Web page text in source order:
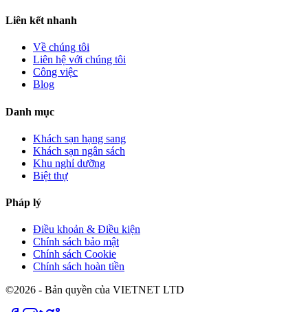
Liên kết nhanh
Về chúng tôi
Liên hệ với chúng tôi
Công việc
Blog
Danh mục
Khách sạn hạng sang
Khách sạn ngân sách
Khu nghỉ dưỡng
Biệt thự
Pháp lý
Điều khoản & Điều kiện
Chính sách bảo mật
Chính sách Cookie
Chính sách hoàn tiền
©2026 - Bản quyền của VIETNET LTD